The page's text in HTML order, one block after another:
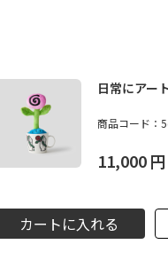
日常にアー
｜5eL ×
商品コード：
11,000円
カートに入れる